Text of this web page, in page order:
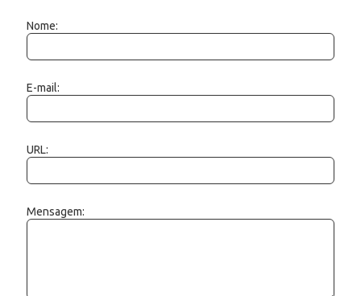
Nome:
E-mail:
URL:
Mensagem: